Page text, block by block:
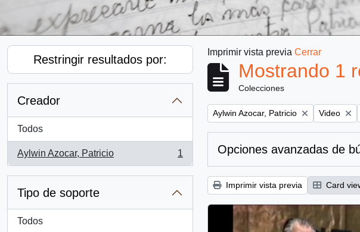
Restringir resultados por:
Creador
Todos
Aylwin Azocar, Patricio
, 1 resultados
1
Tipo de soporte
Todos
Imprimir vista previa Cerrar
Mostrando 1
Colecciones
Remove filter:
Aylwin Azocar, Patricio Remove
Video
Opciones avanzadas de
Imprimir vista previa Card